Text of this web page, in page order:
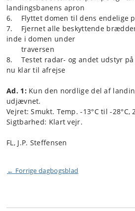
landingsbanens apron
6. Flyttet domen til dens endelige
7. Fjernet alle beskyttende brædder
inde i domen under
traversen
8. Testet radar- og andet udstyr på
nu klar til afrejse
Ad. 1:Kun den nordlige del af
udjævnet.
Vejret: Smukt. Temp. -13°C til -28°C,
Sigtbarhed: Klart vejr.
FL, J.P. Steffensen
← Forrige dagbogsblad